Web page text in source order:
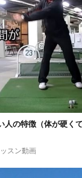
人の特徴（体が硬く
スン動画